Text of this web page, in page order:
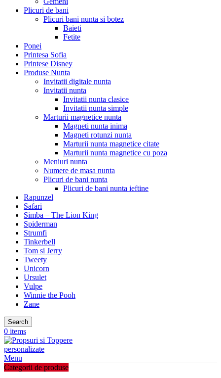
Plicuri de bani
Plicuri bani nunta si botez
Baieti
Fetite
Ponei
Printesa Sofia
Printese Disney
Produse Nunta
Invitatii digitale nunta
Invitatii nunta
Invitatii nunta clasice
Invitatii nunta simple
Marturii magnetice nunta
Magneti nunta inima
Magneti rotunzi nunta
Marturii nunta magnetice citate
Marturii nunta magnetice cu poza
Meniuri nunta
Numere de masa nunta
Plicuri de bani nunta
Plicuri de bani nunta ieftine
Rapunzel
Safari
Simba – The Lion King
Spiderman
Strumfi
Tinkerbell
Tom si Jerry
Tweety
Unicorn
Ursulet
Vulpe
Winnie the Pooh
Zane
Search
0 items
Menu
Categorii de produse